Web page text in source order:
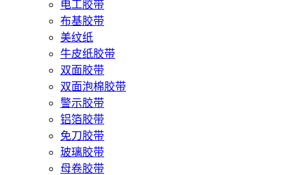
电工胶带
布基胶带
美纹纸
牛皮纸胶带
双面胶带
双面泡棉胶带
警示胶带
铝箔胶带
免刀胶带
玻璃胶带
母卷胶带